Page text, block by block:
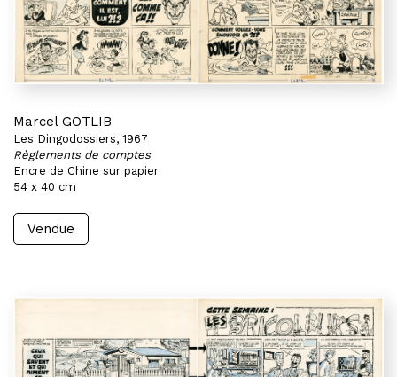
Marcel GOTLIB
Les Dingodossiers, 1967
Règlements de comptes
Encre de Chine sur papier
54 x 40 cm
Vendue